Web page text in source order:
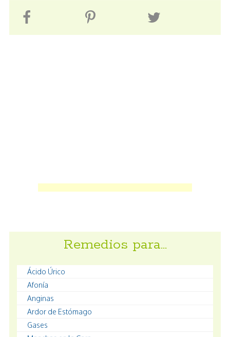
Remedios para…
Ácido Úrico
Afonía
Anginas
Ardor de Estómago
Gases